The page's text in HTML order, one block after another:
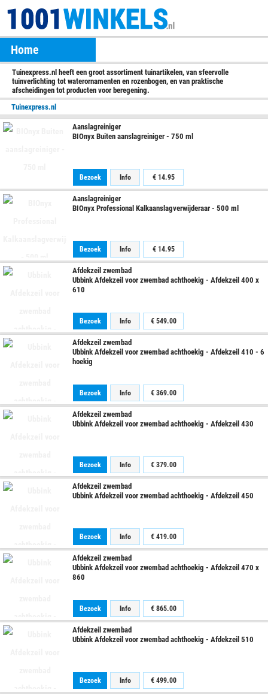
Home
Tuinexpress.nl heeft een groot assortiment tuinartikelen, van sfeervolle
tuinverlichting tot waterornamenten en rozenbogen, en van praktische
afscheidingen tot producten voor beregening.
Tuinexpress.nl
Aanslagreiniger
BIOnyx Buiten aanslagreiniger - 750 ml
Bezoek Info € 14.95
Aanslagreiniger
BIOnyx Professional Kalkaanslagverwijderaar - 500 ml
Bezoek Info € 14.95
Afdekzeil zwembad
Ubbink Afdekzeil voor zwembad achthoekig - Afdekzeil 400 x
610
Bezoek Info € 549.00
Afdekzeil zwembad
Ubbink Afdekzeil voor zwembad achthoekig - Afdekzeil 410 - 6
hoekig
Bezoek Info € 369.00
Afdekzeil zwembad
Ubbink Afdekzeil voor zwembad achthoekig - Afdekzeil 430
Bezoek Info € 379.00
Afdekzeil zwembad
Ubbink Afdekzeil voor zwembad achthoekig - Afdekzeil 450
Bezoek Info € 419.00
Afdekzeil zwembad
Ubbink Afdekzeil voor zwembad achthoekig - Afdekzeil 470 x
860
Bezoek Info € 865.00
Afdekzeil zwembad
Ubbink Afdekzeil voor zwembad achthoekig - Afdekzeil 510
Bezoek Info € 499.00